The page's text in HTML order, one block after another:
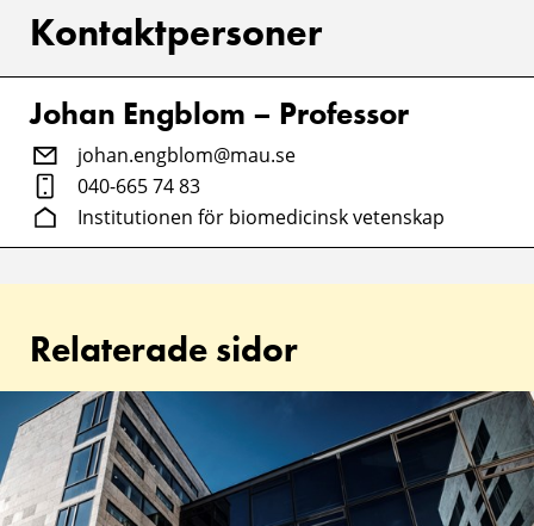
Kontaktpersoner
Johan Engblom – Professor
johan.engblom@mau.se
040-665 74 83
Institutionen för biomedicinsk vetenskap
Relaterade sidor